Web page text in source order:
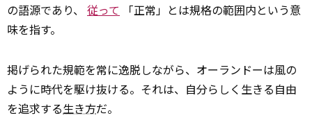
の語源であり、 従って 「正常」とは規格の範囲内という意
味を指す。
掲げられた規範を常に逸脱しながら、オーランドーは風の
ように時代を駆け抜ける。それは、自分らしく生きる自由
を追求する生き方だ。